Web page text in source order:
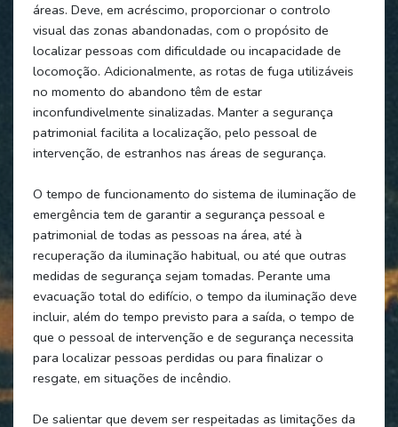
áreas. Deve, em acréscimo, proporcionar o controlo
visual das zonas abandonadas, com o propósito de
localizar pessoas com dificuldade ou incapacidade de
locomoção. Adicionalmente, as rotas de fuga utilizáveis
no momento do abandono têm de estar
inconfundivelmente sinalizadas. Manter a segurança
patrimonial facilita a localização, pelo pessoal de
intervenção, de estranhos nas áreas de segurança.
O tempo de funcionamento do sistema de iluminação de
emergência tem de garantir a segurança pessoal e
patrimonial de todas as pessoas na área, até à
recuperação da iluminação habitual, ou até que outras
medidas de segurança sejam tomadas. Perante uma
evacuação total do edifício, o tempo da iluminação deve
incluir, além do tempo previsto para a saída, o tempo de
que o pessoal de intervenção e de segurança necessita
para localizar pessoas perdidas ou para finalizar o
resgate, em situações de incêndio.
De salientar que devem ser respeitadas as limitações da